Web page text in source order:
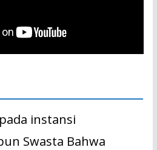
instansi
Swasta Bahwa